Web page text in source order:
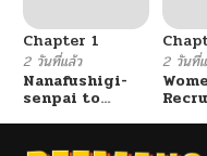
ตอนที่ 309
ตอนที่ 308
Chapter 1
2 วันที่แล้ว
Nanafushigi-
senpai to
2 วันที่